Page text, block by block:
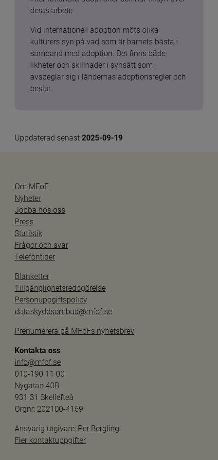
deras arbete.
Vid internationell adoption möts olika
kulturers syn på vad som är barnets bästa i
samband med adoption. Det finns både
likheter och skillnader i synsätt som
avspeglar sig i ländernas adoptionsregler och
beslut.
Uppdaterad senast 2025-09-19
Om MFoF
Nyheter
Jobba hos oss
Press
Statistik
Frågor och svar
Telefontider
Blanketter
Tillgänglighetsredogörelse
Personuppgiftspolicy
dataskyddsombud@mfof.se
Prenumerera på MFoFs nyhetsbrev
Kontakta oss
info@mfof.se
010-190 11 00
Nygatan 40B
931 31 Skellefteå
Orgnr: 202100-4169
Ansvarig utgivare: Per Bergling
Fler kontaktuppgifter